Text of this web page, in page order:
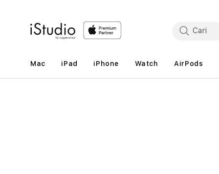
Mac iPad iPhone Watch AirPods